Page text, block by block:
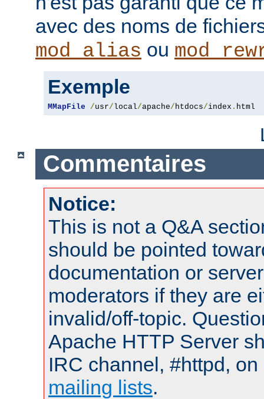
avec des noms de
mod_alias ou
Exemple
MMapFile /usr/local/apache/ htdocs/index . html
Commentaires
Notice:
This is not a Q&A
should be pointed
documentation or
moderators if they are
invalid/off-topic.
Apache HTTP Server
IRC channel, #httpd,
mailing lists.